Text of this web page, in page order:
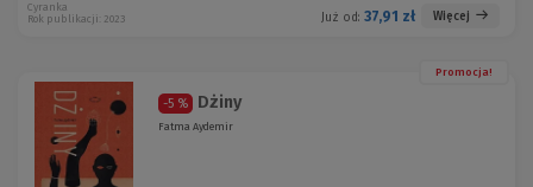
Już od: 37,91 zł Więcej
Cyranka
Rok publikacji: 2023
Promocja!
-5 % Dżiny
Fatma Aydemir